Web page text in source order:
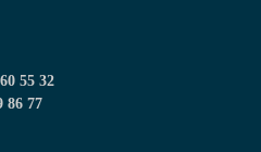
55 32
86 77